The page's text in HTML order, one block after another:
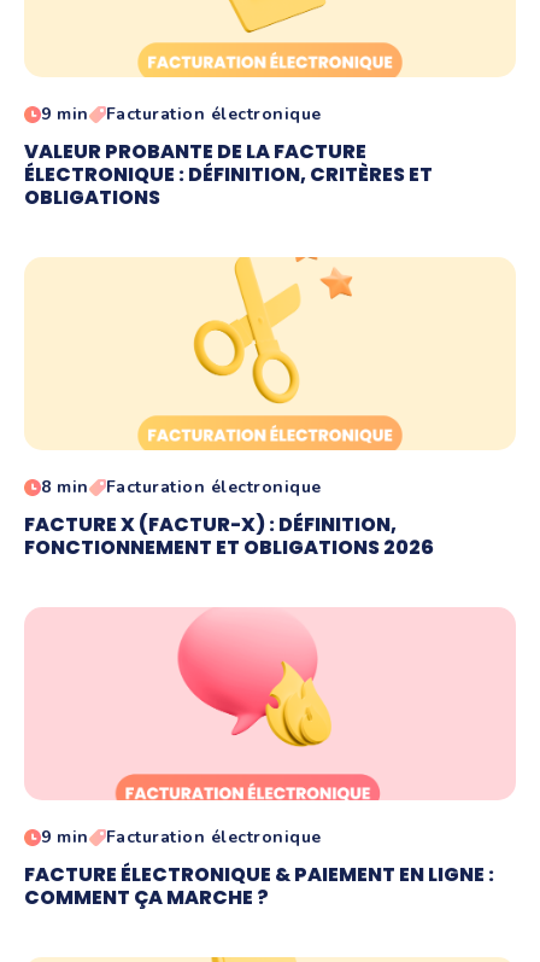
9 min Facturation électronique
VALEUR PROBANTE DE LA FACTURE
ÉLECTRONIQUE : DÉFINITION, CRITÈRES ET
OBLIGATIONS
8 min Facturation électronique
FACTURE X (FACTUR-X) : DÉFINITION,
FONCTIONNEMENT ET OBLIGATIONS 2026
9 min Facturation électronique
FACTURE ÉLECTRONIQUE & PAIEMENT EN LIGNE :
COMMENT ÇA MARCHE ?